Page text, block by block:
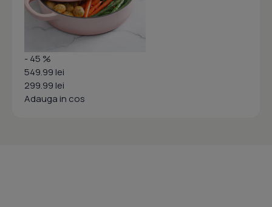
- 45 %
549.99 lei
299.99 lei
Adauga in cos